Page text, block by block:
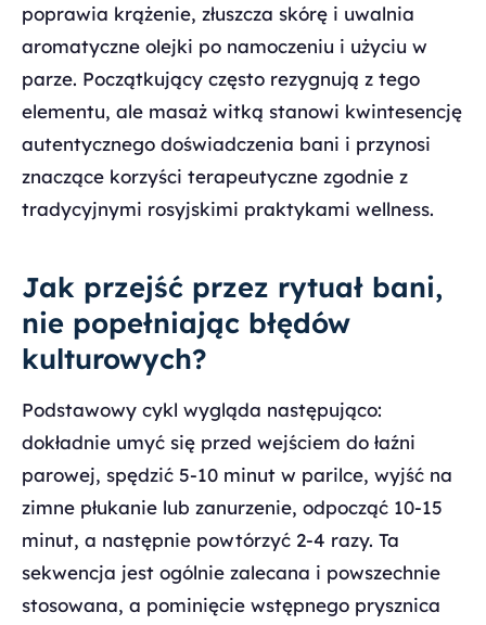
poprawia krążenie, złuszcza skórę i uwalnia
aromatyczne olejki po namoczeniu i użyciu w
parze. Początkujący często rezygnują z tego
elementu, ale masaż witką stanowi kwintesencję
autentycznego doświadczenia bani i przynosi
znaczące korzyści terapeutyczne zgodnie z
tradycyjnymi rosyjskimi praktykami wellness.
Jak przejść przez rytuał bani,
nie popełniając błędów
kulturowych?
Podstawowy cykl wygląda następująco:
dokładnie umyć się przed wejściem do łaźni
parowej, spędzić 5-10 minut w parilce, wyjść na
zimne płukanie lub zanurzenie, odpocząć 10-15
minut, a następnie powtórzyć 2-4 razy. Ta
sekwencja jest ogólnie zalecana i powszechnie
stosowana, a pominięcie wstępnego prysznica